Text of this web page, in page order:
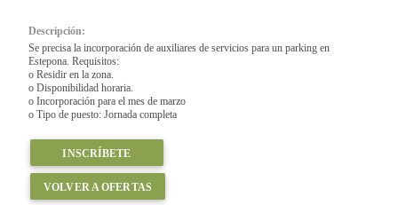
Descripción:
Se precisa la incorporación de auxiliares de servicios para un parking en
Estepona. Requisitos:
o Residir en la zona.
o Disponibilidad horaria.
o Incorporación para el mes de marzo
o Tipo de puesto: Jornada completa
INSCRÍBETE
VOLVER A OFERTAS